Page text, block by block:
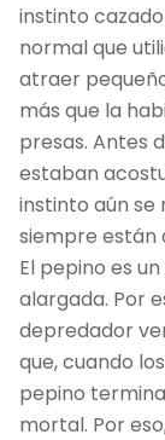
instinto
normal que
atraer
más que la
presas. Antes
estaban
instinto aún se
siempre están
El pepino es
alargada. Por
depredador
que, cuando
pepino
mortal. Por